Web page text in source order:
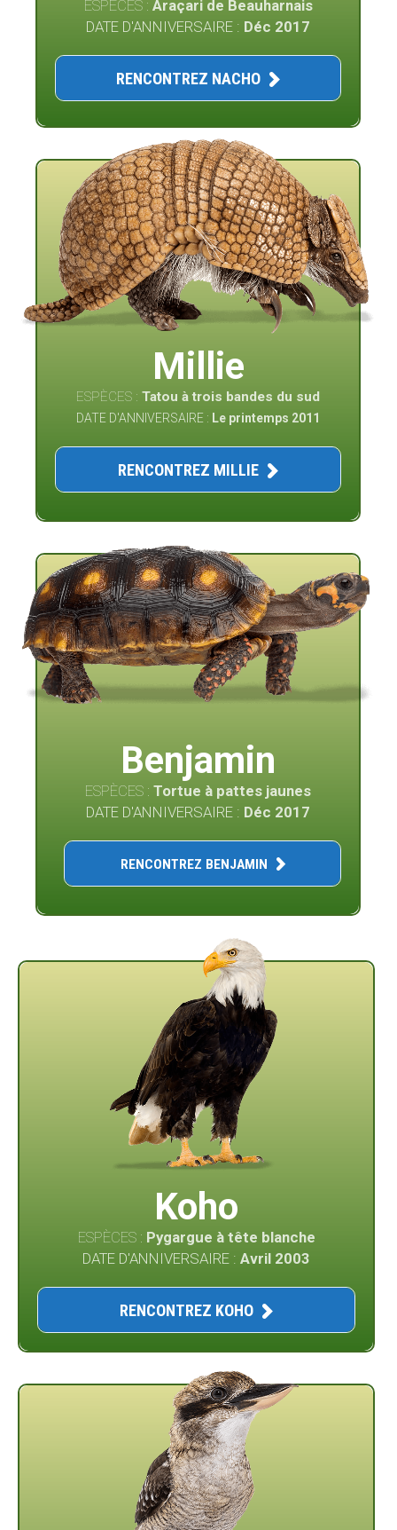
ESPÈCES : Araçari de Beauharnais
DATE D'ANNIVERSAIRE : Déc 2017
RENCONTREZ NACHO
Millie
ESPÈCES :Tatou à trois bandes du sud
DATE D'ANNIVERSAIRE : Le printemps 2011
RENCONTREZ MILLIE
Benjamin
ESPÈCES :Tortue à pattes jaunes
DATE D'ANNIVERSAIRE : Déc 2017
RENCONTREZ BENJAMIN
Koho
ESPÈCES : Pygargue à tête blanche
DATE D'ANNIVERSAIRE :Avril 2003
RENCONTREZ KOHO